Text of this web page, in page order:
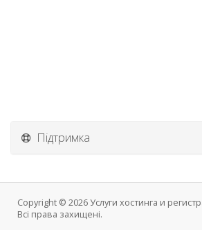
Підтримка
Copyright © 2026 Услуги хостинга и
Всі права захищені.